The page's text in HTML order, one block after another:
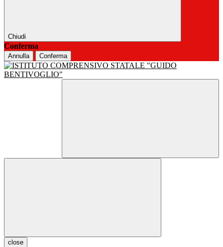
Chiudi
Conferma
Annulla Conferma
close